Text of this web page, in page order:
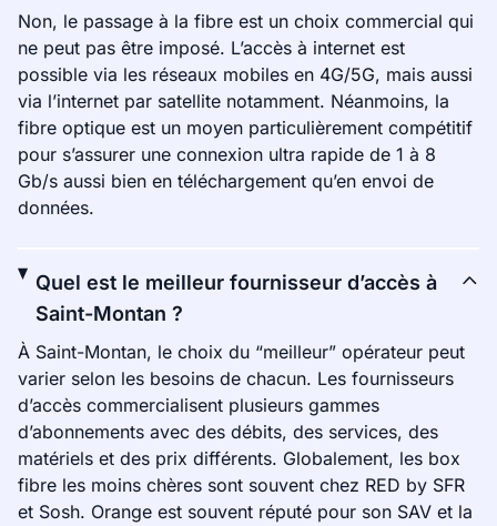
Non, le passage à la fibre est un choix commercial qui
ne peut pas être imposé. L’accès à internet est
possible via les réseaux mobiles en 4G/5G, mais aussi
via l’internet par satellite notamment. Néanmoins, la
fibre optique est un moyen particulièrement compétitif
pour s’assurer une connexion ultra rapide de 1 à 8
Gb/s aussi bien en téléchargement qu’en envoi de
données.
Quel est le meilleur fournisseur d’accès à
Saint-Montan ?
À Saint-Montan, le choix du “meilleur” opérateur peut
varier selon les besoins de chacun. Les fournisseurs
d’accès commercialisent plusieurs gammes
d’abonnements avec des débits, des services, des
matériels et des prix différents. Globalement, les box
fibre les moins chères sont souvent chez RED by SFR
et Sosh. Orange est souvent réputé pour son SAV et la